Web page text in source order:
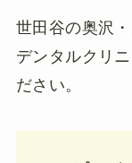
世田谷の奥沢
デンタルクリ
ださい。